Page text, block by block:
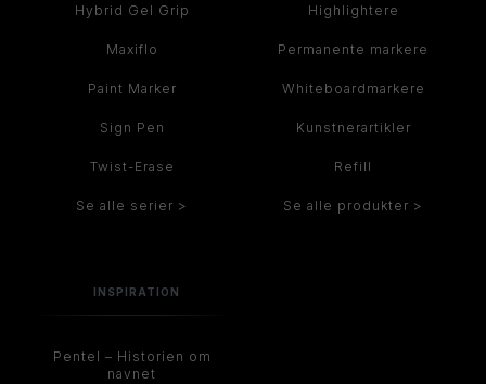
Hybrid Gel Grip
Maxiflo
Paint Marker
Sign Pen
Twist-Erase
Se alle serier >
Highlightere
Permanente markere
Whiteboardmarkere
Kunstnerartikler
Refill
Se alle produkter >
INSPIRATION
Pentel – Historien om
navnet